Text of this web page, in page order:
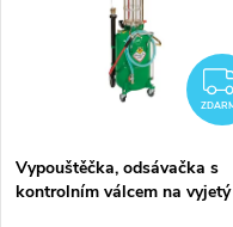
p
s
Vypouštěčka, odsávačka s
kontrolním válcem na vyjetý